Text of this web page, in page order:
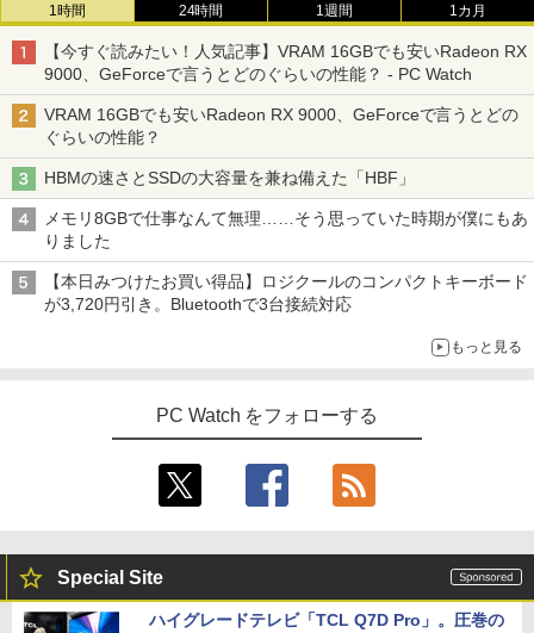
5
NEC Mate ML-D 単体 Windows11 64bit
HDMI Core i5 12400 メモリー16GB 高
速SSD256GB+HDD500GB DVDマルチ
デスクトップパソコン【中古】【30日保
5
【楽天1位!1,600円OFFクーポン 8/4 20:
00-8/11 01:59】Xiaomi Monitor A24i 20
26 ディスプレイ 1080P 23.8インチ 144
Hzリフレッシュレート sRGB99% 1670
画面 TÜV認証 目にやさしい 調整可能な
スタンド VESA
￥12,580
1時間 24時間 1週間 1カ月
【今すぐ読みたい！人気記事】VRAM 16GBでも安いRadeon RX
9000、GeForceで言うとどのぐらいの性能？ - PC Watch
VRAM 16GBでも安いRadeon RX 9000、GeForceで言うとどの
ぐらいの性能？
HBMの速さとSSDの大容量を兼ね備えた「HBF」
メモリ8GBで仕事なんて無理……そう思っていた時期が僕にもあ
りました
【本日みつけたお買い得品】ロジクールのコンパクトキーボード
が3,720円引き。Bluetoothで3台接続対応
もっと見る
PC Watch をフォローする
Special Site
ハイグレードテレビ「TCL Q7D Pro」。圧巻の